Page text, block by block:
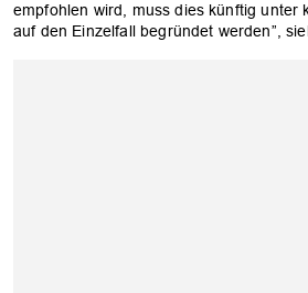
empfohlen wird, muss dies künftig unter
auf den Einzelfall begründet werden”,